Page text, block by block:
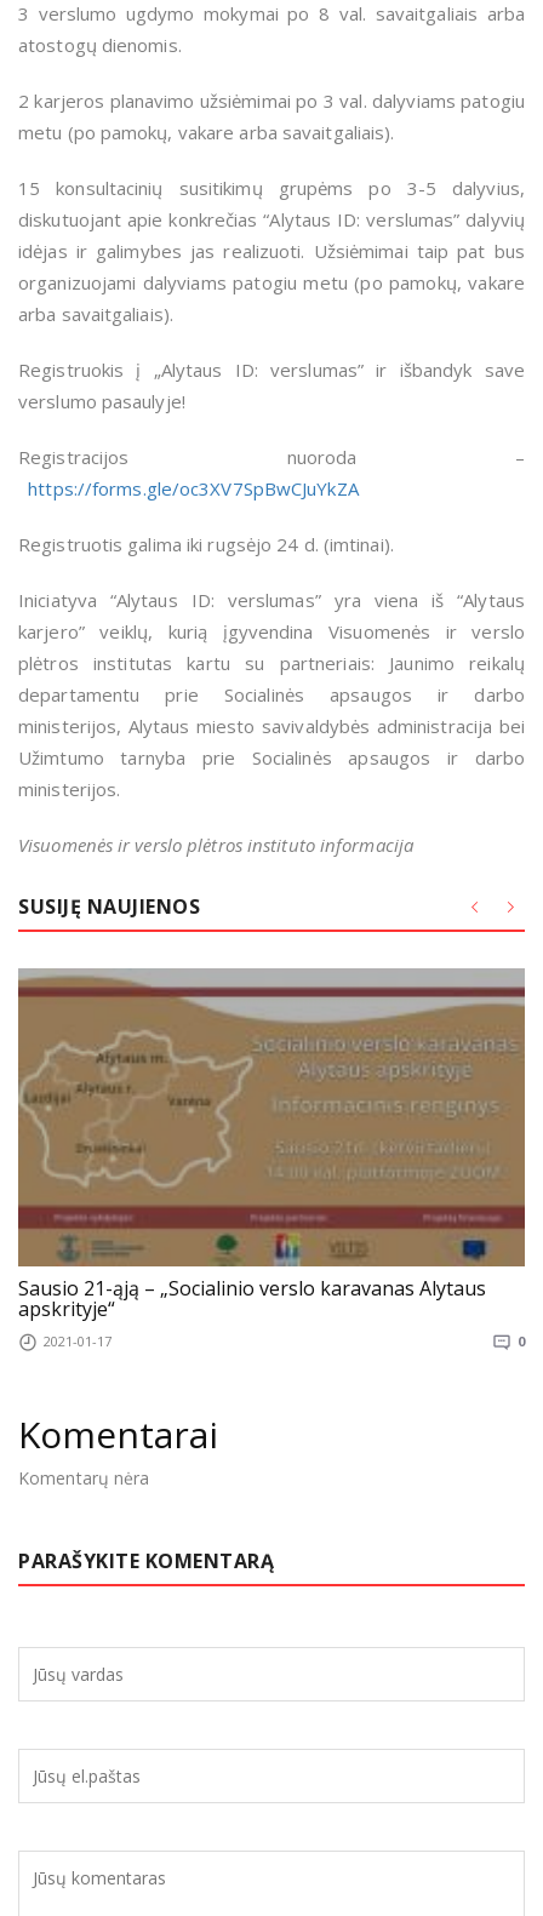
3 verslumo ugdymo mokymai po 8 val. savaitgaliais arba
atostogų dienomis.
2 karjeros planavimo užsiėmimai po 3 val. dalyviams patogiu
metu (po pamokų, vakare arba savaitgaliais).
15 konsultacinių susitikimų grupėms po 3-5 dalyvius,
diskutuojant apie konkrečias “Alytaus ID: verslumas” dalyvių
idėjas ir galimybes jas realizuoti. Užsiėmimai taip pat bus
organizuojami dalyviams patogiu metu (po pamokų, vakare
arba savaitgaliais).
Registruokis į „Alytaus ID: verslumas” ir išbandyk save
verslumo pasaulyje!
Registracijos nuoroda –
https://forms.gle/oc3XV7SpBwCJuYkZA
Registruotis galima iki rugsėjo 24 d. (imtinai).
Iniciatyva “Alytaus ID: verslumas” yra viena iš “Alytaus
karjero” veiklų, kurią įgyvendina Visuomenės ir verslo
plėtros institutas kartu su partneriais: Jaunimo reikalų
departamentu prie Socialinės apsaugos ir darbo
ministerijos, Alytaus miesto savivaldybės administracija bei
Užimtumo tarnyba prie Socialinės apsaugos ir darbo
ministerijos.
Visuomenės ir verslo plėtros instituto informacija
SUSIJĘ NAUJIENOS
Sausio 21-ąją – „Socialinio verslo karavanas Alytaus
apskrityje“
2021-01-17 0
Komentarai
Komentarų nėra
PARAŠYKITE KOMENTARĄ